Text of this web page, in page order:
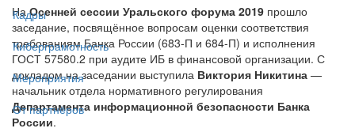
Кадры
Киберграмотность
Мероприятия
От партнёров
НаОсенней сессии Уральского форума 2019 прошло
заседание, посвящённое вопросам оценки соответствия
требованиям Банка России (683-П и 684-П) и исполнения
ГОСТ 57580.2 при аудите ИБ в финансовой организации. С
докладом на заседании выступила Виктория Никитина —
начальник отдела нормативного регулирования
Департамента информационной безопасности Банка
России.